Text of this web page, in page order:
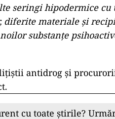
seringi hipodermice
diferite materiale şi
substanţe
antidrog şi
cu toate știrile?